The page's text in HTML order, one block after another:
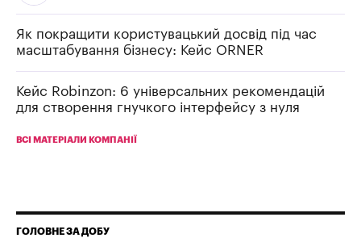
Як покращити користувацький досвід під час
масштабування бізнесу: Кейс ORNER
Кейс Robinzon: 6 універсальних рекомендацій
для створення гнучкого інтерфейсу з нуля
ВСІ МАТЕРІАЛИ КОМПАНІЇ
ГОЛОВНЕ ЗА ДОБУ